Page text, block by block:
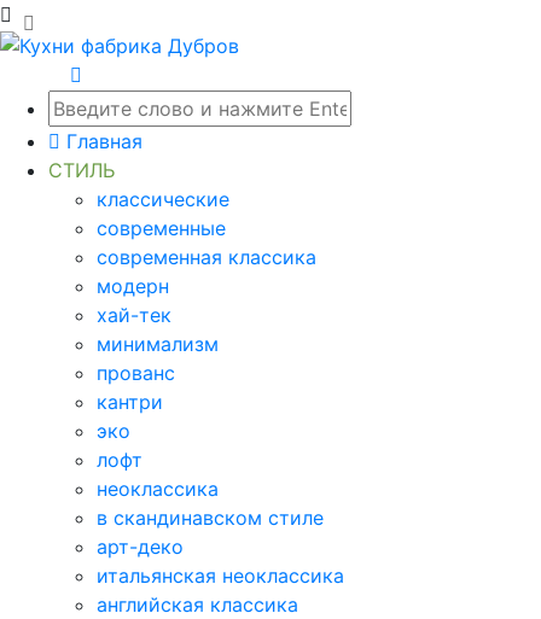
Главная
СТИЛЬ
классические
современные
современная классика
модерн
хай-тек
минимализм
прованс
кантри
эко
лофт
неоклассика
в скандинавском стиле
арт-деко
итальянская неоклассика
английская классика